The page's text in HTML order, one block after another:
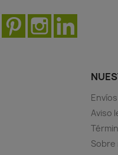
YouTubePinterestInstagram
Aviso